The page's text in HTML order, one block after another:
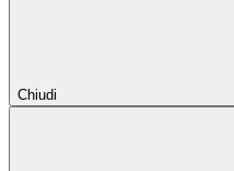
Chiudi